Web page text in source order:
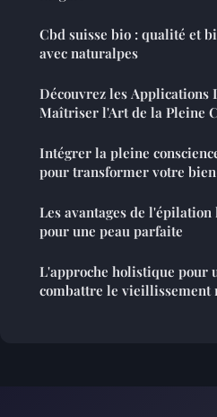
Cbd suisse bio : qualité et
avec naturalpes
Découvrez les Applications
Maîtriser l'Art de la Pleine
Intégrer la pleine
pour transformer votre
Les avantages de
pour une peau parfaite
L'approche holistique pour
combattre le vieillissement